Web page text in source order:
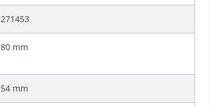
271453
80 mm
54 mm